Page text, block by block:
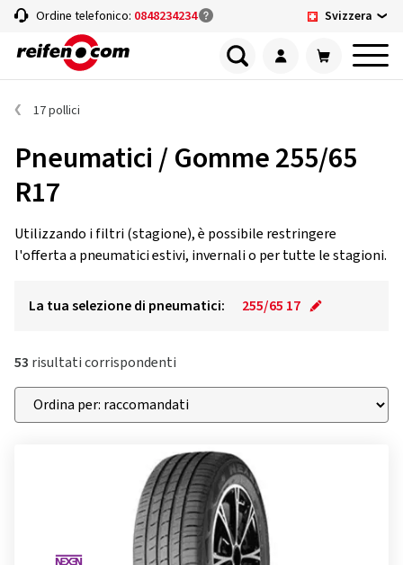
Ordine telefonico: 0848234234 Svizzera
17 pollici
Pneumatici / Gomme 255/65
R17
Utilizzando i filtri (stagione), è possibile restringere
l'offerta a pneumatici estivi, invernali o per tutte le stagioni.
La tua selezione di pneumatici: 255/65 17
53 risultati corrispondenti